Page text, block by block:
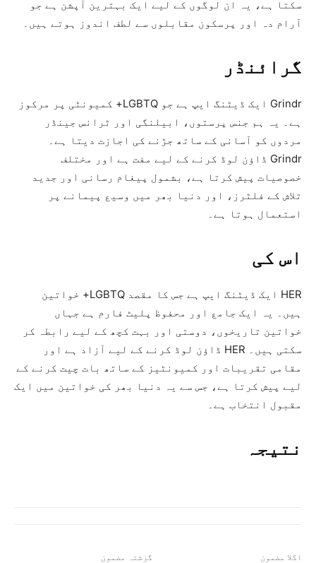
سکتا ہے، یہ ان لوگوں کے لیے ایک بہترین آپشن ہے جو
آرام دہ اور پرسکون مقابلوں سے لطف اندوز ہوتے ہیں۔
گرائنڈر
Grindr ایک ڈیٹنگ ایپ ہے جو LGBTQ+ کمیونٹی پر مرکوز
ہے۔ یہ ہم جنس پرستوں، ابیلنگی اور ٹرانس جینڈر
مردوں کو آسانی کے ساتھ جڑنے کی اجازت دیتا ہے۔
Grindr ڈاؤن لوڈ کرنے کے لیے مفت ہے اور مختلف
خصوصیات پیش کرتا ہے، بشمول پیغام رسانی اور جدید
تلاش کے فلٹرز، اور دنیا بھر میں وسیع پیمانے پر
استعمال ہوتا ہے۔
اس کی
HER ایک ڈیٹنگ ایپ ہے جس کا مقصد LGBTQ+ خواتین
ہیں۔ یہ ایک جامع اور محفوظ پلیٹ فارم ہے جہاں
خواتین تاریخوں، دوستی اور بہت کچھ کے لیے رابطہ کر
سکتی ہیں۔ HER ڈاؤن لوڈ کرنے کے لیے آزاد ہے اور
مقامی تقریبات اور کمیونٹیز کے ساتھ بات چیت کرنے کے
لیے پیش کرتا ہے، جس سے یہ دنیا بھر کی خواتین میں ایک
مقبول انتخاب ہے۔
نتیجہ
گزشتہ مضمون اگلا مضمون